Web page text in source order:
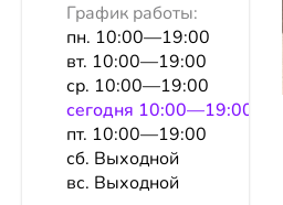
График работы:
пн. 10:00—19:00
вт. 10:00—19:00
ср. 10:00—19:00
сeгодня 10:00—19:00
пт. 10:00—19:00
сб. Выходной
вс. Выходной